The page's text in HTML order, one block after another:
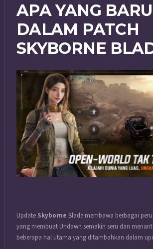
APA YANG BARU
DALAM PATCH
SKYBORNE
Update Skyborne Blade membawa berbagai
yang membuat Undawn semakin seru dan
beberapa hal utama yang ditambahkan dalam